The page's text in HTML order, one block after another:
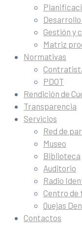
Gestión y
Matriz
Normativas
PDOT
Rendición de
Transparencia
Servicios
Red de
Museo
Biblioteca
Auditorio
Radio
Centro de
Quejas
Contactos